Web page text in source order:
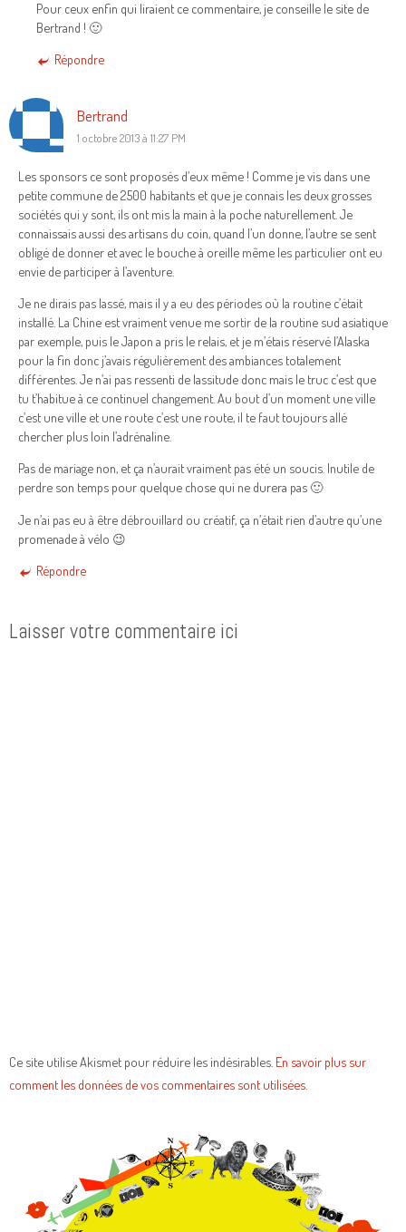
Pour ceux enfin qui liraient ce commentaire, je conseille le site de
Bertrand ! 🙂
Répondre
Bertrand
1 octobre 2013 à 11:27 PM
Les sponsors ce sont proposés d’eux même ! Comme je vis dans une
petite commune de 2500 habitants et que je connais les deux grosses
sociétés qui y sont, ils ont mis la main à la poche naturellement. Je
connaissais aussi des artisans du coin, quand l’un donne, l’autre se sent
obligé de donner et avec le bouche à oreille même les particulier ont eu
envie de participer à l’aventure.
Je ne dirais pas lassé, mais il y a eu des périodes où la routine c’était
installé. La Chine est vraiment venue me sortir de la routine sud asiatique
par exemple, puis le Japon a pris le relais, et je m’étais réservé l’Alaska
pour la fin donc j’avais régulièrement des ambiances totalement
différentes. Je n’ai pas ressenti de lassitude donc mais le truc c’est que
tu t’habitue à ce continuel changement. Au bout d’un moment une ville
c’est une ville et une route c’est une route, il te faut toujours allé
chercher plus loin l’adrénaline.
Pas de mariage non, et ça n’aurait vraiment pas été un soucis. Inutile de
perdre son temps pour quelque chose qui ne durera pas 🙂
Je n’ai pas eu à être débrouillard ou créatif, ça n’était rien d’autre qu’une
promenade à vélo 😉
Répondre
Laisser votre commentaire ici
Ce site utilise Akismet pour réduire les indésirables. En savoir plus sur
comment les données de vos commentaires sont utilisées